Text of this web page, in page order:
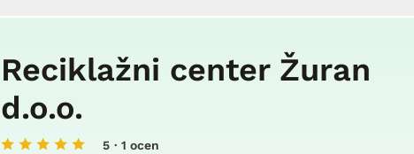
Reciklažni center Žuran
d.o.o.
5 · 1 ocen